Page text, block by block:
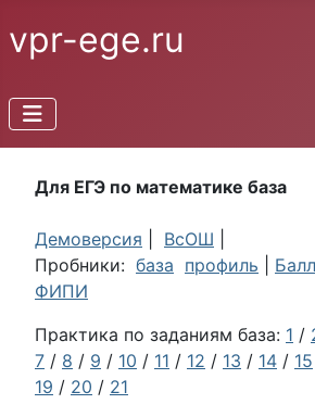
vpr-ege.ru
Для ЕГЭ по математике база
Демоверсия ВсОШ
Пробники: база профиль
ФИПИ
Практика по заданиям база: 1 /
7 / 8 / 9 / 10 / 11 / 12 / 13 / 14 / 15
19 / 20 / 21